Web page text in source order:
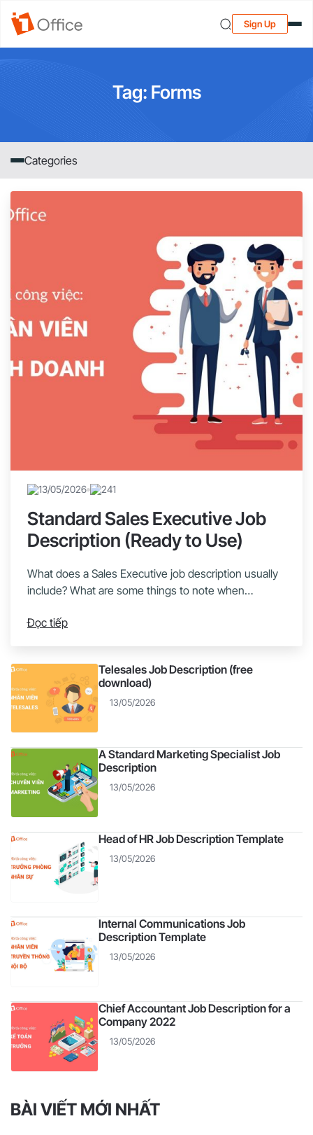
Sign Up
Tag: Forms
Categories
13/05/2026 241
Standard Sales Executive Job
Description (Ready to Use)
What does a Sales Executive job description usually
include? What are some things to note when
1Office in this article! Sales Executives are
closer to every customer, helping customers better
understand the product.
Đọc tiếp
Telesales Job Description (free
download)
13/05/2026
A Standard Marketing Specialist Job
Description
13/05/2026
Head of HR Job Description Template
13/05/2026
Internal Communications Job
Description Template
13/05/2026
Chief Accountant Job Description for a
Company 2022
13/05/2026
BÀI VIẾT MỚI NHẤT